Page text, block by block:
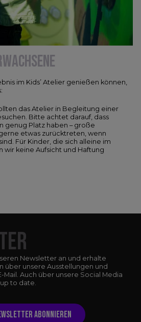
im Kids’ Atelier genießen können,
das Atelier in Begleitung einer
Bitte achtet darauf, dass
genug Platz haben – große
etwas zurücktreten, wenn
Für Kinder, die sich alleine im
wir keine Aufsicht und Haftung
Newsletter an und erhalte
über unsere Ausstellungen und
Mail. Auch über unsere Social Media
to date.
ABONNIEREN